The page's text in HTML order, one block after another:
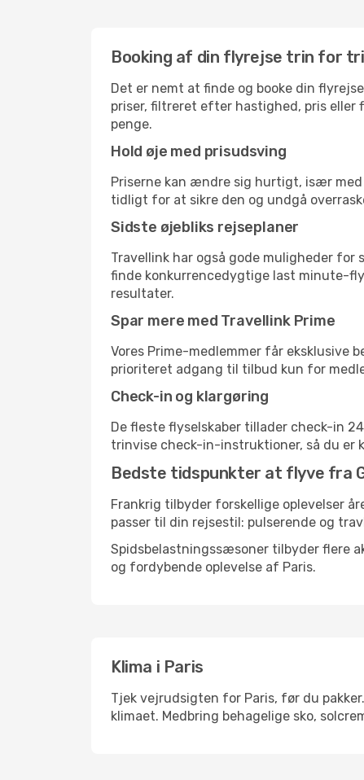
Booking af din flyrejse trin for
Det er nemt at finde og booke din
priser, filtreret efter hastighed, pris
penge.
Hold øje med prisudsving
Priserne kan ændre sig hurtigt, især
tidligt for at sikre den og undgå
Sidste øjebliks rejseplaner
Travellink har også gode muligheder
finde konkurrencedygtige last minute-
resultater.
Spar mere med Travellink Prime
Vores Prime-medlemmer får eksklusive
prioriteret adgang til tilbud kun for
Check-in og klargøring
De fleste flyselskaber tillader check-in
trinvise check-in-instruktioner, så du er
Bedste tidspunkter at flyve fra
Frankrig tilbyder forskellige oplevelser
passer til din rejsestil: pulserende og
Spidsbelastningssæsoner tilbyder flere
og fordybende oplevelse af Paris.
Klima i Paris
Tjek vejrudsigten for Paris, før du
klimaet. Medbring behagelige sko,